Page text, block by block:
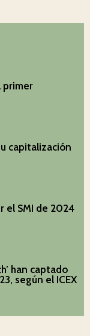
primer
capitalización
el SMI de 2024
han captado
según el ICEX